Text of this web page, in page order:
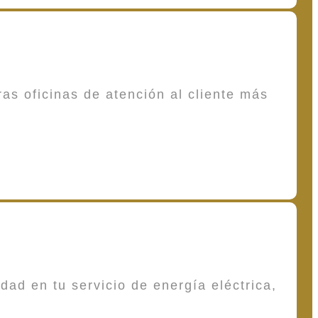
oficinas de atención al cliente más
en tu servicio de energía eléctrica,